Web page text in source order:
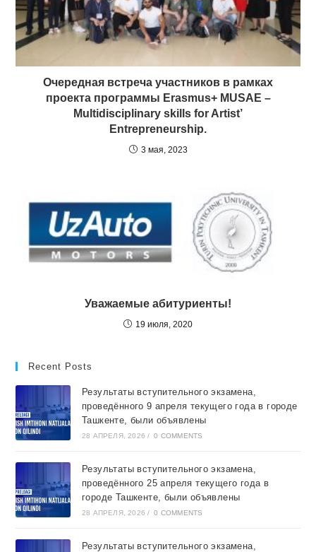
Очередная встреча участников в рамках
проекта программы Erasmus+ MUSAE –
Multidisciplinary skills for Artist’
Entrepreneurship.
3 мая, 2023
Уважаемые абитуриенты!
19 июля, 2020
Recent Posts
Результаты вступительного экзамена,
проведённого 9 апреля текущего года в городе
Ташкентe, были объявлены
28 АПРЕЛЯ, 2026 / 0 COMMENTS
Результаты вступительного экзамена,
проведённого 25 апреля текущего года в
городе Ташкентe, были объявлены
28 АПРЕЛЯ, 2026 / 0 COMMENTS
Результаты вступительного экзамена,